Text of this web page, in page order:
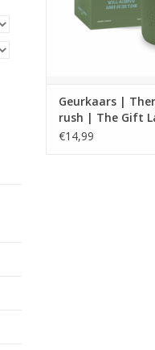
Geurkaars |
rush | The Gift
€14,99